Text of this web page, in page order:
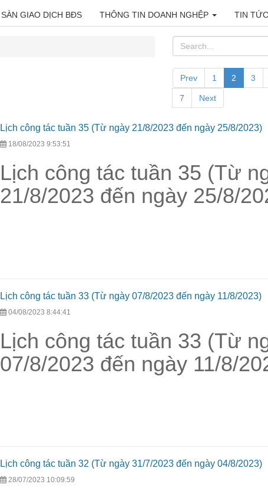
SÀN GIAO DỊCH BĐS THÔNG TIN DOANH NGHỆP TIN TỨC
Prev 1 2 3
7 Next
Lịch công tác tuần 35 (Từ ngày 21/8/2023 đến ngày 25/8/2023)
18/08/2023 9:53:51
Lịch công tác tuần 35 (Từ
21/8/2023 đến ngày 25/8/
Lịch công tác tuần 33 (Từ ngày 07/8/2023 đến ngày 11/8/2023)
04/08/2023 8:44:41
Lịch công tác tuần 33 (Từ
07/8/2023 đến ngày 11/8/
Lịch công tác tuần 32 (Từ ngày 31/7/2023 đến ngày 04/8/2023)
28/07/2023 10:09:59